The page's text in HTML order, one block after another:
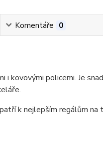
Komentáře 0
kovovými policemi. Je
k nejlepším regálům na